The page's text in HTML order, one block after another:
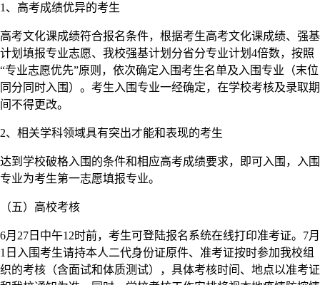
1、高考成绩优异的考生
高考文化课成绩符合报名条件，根据考生高考文化课成绩、强基
计划填报专业志愿、我校强基计划分省分专业计划4倍数，按照
“专业志愿优先”原则，依次确定入围考生名单及入围专业（末位
同分同时入围）。考生入围专业一经确定，在学校考核及录取期
间不得更改。
2、相关学科领域具有突出才能和表现的考生
达到学校破格入围的条件和相应高考成绩要求，即可入围，入围
专业为考生第一志愿填报专业。
（五）高校考核
6月27日中午12时前，考生可登陆报名系统在线打印准考证。7月
1日入围考生请持本人二代身份证原件、准考证按时参加我校组
织的考核（含面试和体质测试），具体考核时间、地点以准考证